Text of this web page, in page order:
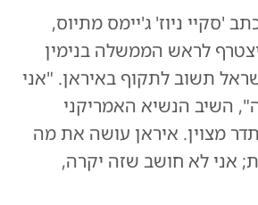
'סקיי ניוז' ג'יימס מתיוס,
לראש הממשלה בנימין
תשוב לתקוף באיראן. "אני
השיב הנשיא האמריקני
מצוין. איראן עושה את מה
אני לא חושב שזה יקרה,